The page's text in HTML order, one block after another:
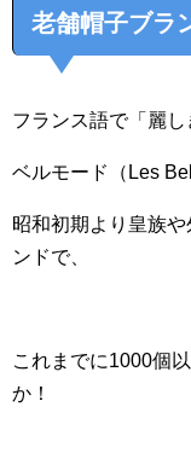
老舗帽子ブラ
フランス語で「麗し
ベルモード（Les
昭和初期より皇族
ンドで、
これまでに1000個
か！